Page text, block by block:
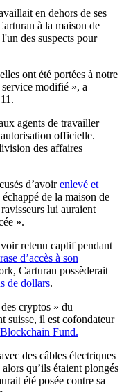
en dehors de ses
à la maison de
des suspects pour
ont été portées à notre
service modifié », a
agents de travailler
autorisation officielle.
des affaires
d’avoirenlevé et
de la maison de
lui auraient
».
retenu captif pendant
d’accès à son
Carturan possèderait
de dollars.
cryptos » du
suisse, il est cofondateur
Fund.
des câbles électriques
qu’ils étaient plongés
été posée contre sa